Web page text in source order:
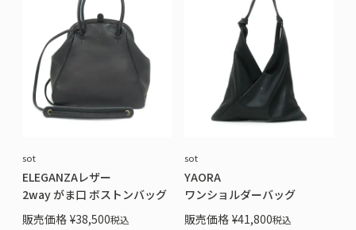
sot
ELEGANZAレザー
2way がま口 ボストンバッグ
販売価格 ¥38,500税込
sot
YAORA
ワンショルダーバッグ
販売価格 ¥41,800税込